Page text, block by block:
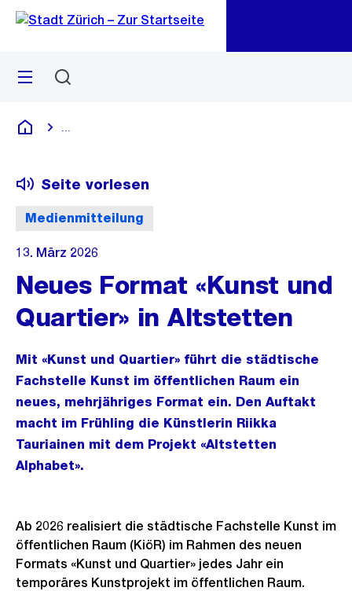
Navigation
Sprunglink
Menü
Deutsch
Medienmitteilung
Seite vorlesen
13. März 2026
Neues Format «Kunst und
Quartier» in Altstetten
Mit «Kunst und Quartier» führt die städtische
Fachstelle Kunst im öffentlichen Raum ein
neues, mehrjähriges Format ein. Den Auftakt
macht im Frühling die Künstlerin Riikka
Tauriainen mit dem Projekt «Altstetten
Alphabet».
Ab 2026 realisiert die städtische Fachstelle Kunst im
öffentlichen Raum (KiöR) im Rahmen des neuen
Formats «Kunst und Quartier» jedes Jahr ein
temporäres Kunstprojekt im öffentlichen Raum.